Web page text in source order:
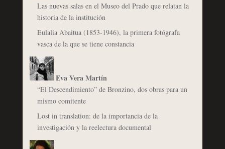
Las nuevas salas en el Museo del Prado que relatan la
historia de la institución
Eulalia Abaitua (1853-1946), la primera fotógrafa
vasca de la que se tiene constancia
Eva Vera Martín
“El Descendimiento” de Bronzino, dos obras para un
mismo comitente
Lost in translation: de la importancia de la
investigación y la reelectura documental